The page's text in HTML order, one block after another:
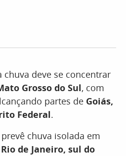
chuva deve se concentrar
Grosso do Sul, com
partes de Goiás,
Federal.
chuva isolada em
de Janeiro, sul do